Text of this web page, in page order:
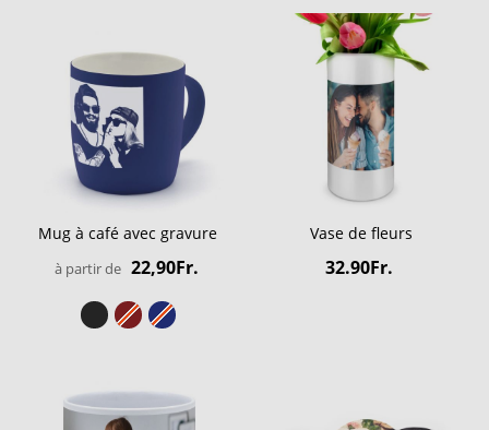
Mug à café avec gravure
à partir de 22,90Fr.
Vase de fleurs
32.90Fr.